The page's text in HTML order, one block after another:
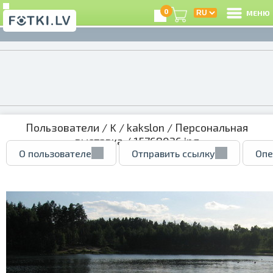
0 МЕНЮ
Пользователи / K / kakslon / Персональная
выставка/ 15768026.jpg
О пользователе Отправить ссылку